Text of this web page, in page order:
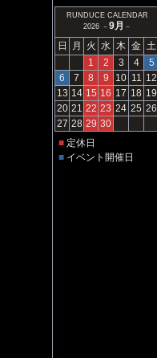
RUNDUCE CALENDAR
2026 － 9月 －
日 月 火 水 木 金 土
1
2 3 4
5
6
7 8 9 10 11 12
13 14 15 16 17 18 19
20 21 22 23 24 25 26
27 28 29 30
■ 定休日
■ イベント開催日